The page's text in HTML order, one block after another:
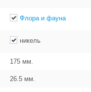
Флора и фауна
никель
175 мм.
26.5 мм.